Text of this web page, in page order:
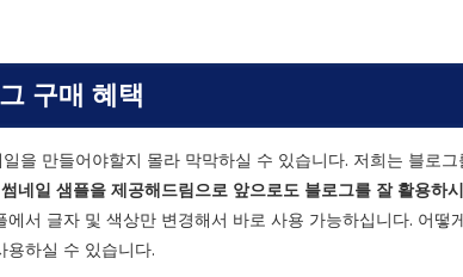
구매 혜택
을 만들어야할지 몰라 막막하실 수 있습니다. 저희는 블로
네일 샘플을 제공해드림으로 앞으로도 블로그를 잘 활용하
에서 글자 및 색상만 변경해서 바로 사용 가능하십니다. 어떻
하실 수 있습니다.